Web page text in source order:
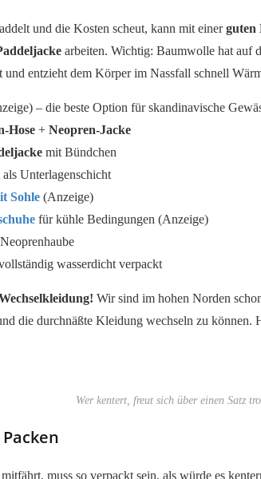
und die Kosten scheut, kann mit einerguten
arbeiten. Wichtig: Baumwolle hat auf
entzieht dem Körper im Nassfall schnell
– die beste Option für skandinavische
Hose + Neopren-Jacke
mit Bündchen
als Unterlagenschicht
Sohle (Anzeige)
für kühle Bedingungen (Anzeige)
wasserdicht verpackt
Wir sind im hohen Norden
die durchnäßte Kleidung wechseln zu können.
Wer kentert, freut sich über einen Satz
muss so verpackt sein, als würde es